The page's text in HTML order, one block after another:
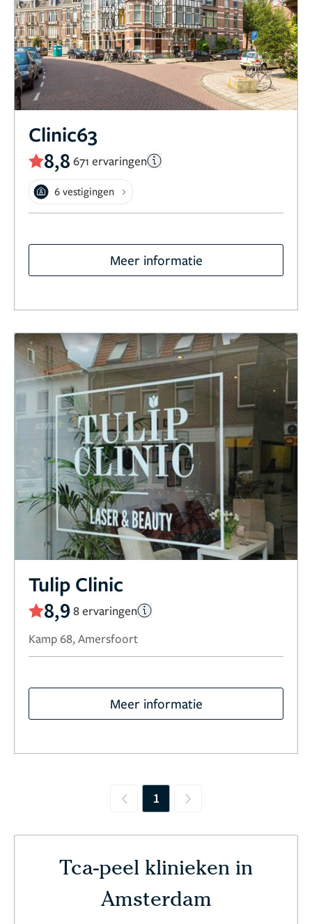
Clinic63
8,8 671 ervaringen
6 vestigingen
Meer informatie
Tulip Clinic
8,9 8 ervaringen
Kamp 68, Amersfoort
Meer informatie
Previous
1 Next
Tca-peel klinieken in
Amsterdam